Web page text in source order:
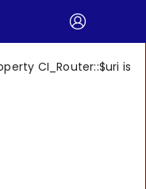
CI_Router::$uri is